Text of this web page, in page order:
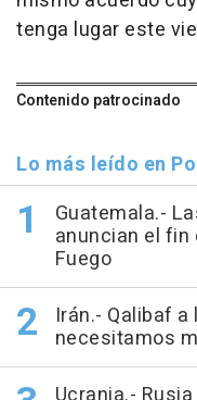
tenga lugar este
Contenido patrocinado
Lo más leído en
Guatemala.-
anuncian el fin
Fuego
Irán.- Qalibaf
necesitamos